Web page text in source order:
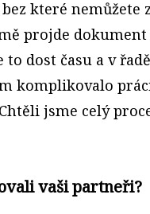
které nemůžete
projde
to dost času a v
komplikovalo
jsme celý
vaši partneři?